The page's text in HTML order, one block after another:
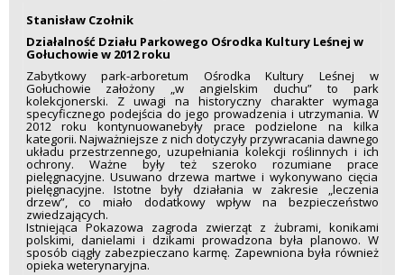
Stanisław Czołnik
Działalność Działu Parkowego Ośrodka Kultury Leśnej w
Gołuchowie w 2012 roku
Zabytkowy park-arboretum Ośrodka Kultury Leśnej w
Gołuchowie założony „w angielskim duchu” to park
kolekcjonerski. Z uwagi na historyczny charakter wymaga
specyficznego podejścia do jego prowadzenia i utrzymania. W
2012 roku kontynuowanebyły prace podzielone na kilka
kategorii. Najważniejsze z nich dotyczyły przywracania dawnego
układu przestrzennego, uzupełniania kolekcji roślinnych i ich
ochrony. Ważne były też szeroko rozumiane prace
pielęgnacyjne. Usuwano drzewa martwe i wykonywano cięcia
pielęgnacyjne. Istotne były działania w zakresie „leczenia
drzew”, co miało dodatkowy wpływ na bezpieczeństwo
zwiedzających.
Istniejąca Pokazowa zagroda zwierząt z żubrami, konikami
polskimi, danielami i dzikami prowadzona była planowo. W
sposób ciągły zabezpieczano karmę. Zapewniona była również
opieka weterynaryjna.